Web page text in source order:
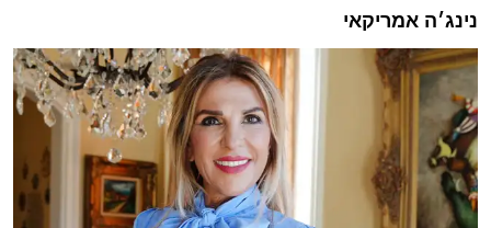
נינג׳ה אמריקאי